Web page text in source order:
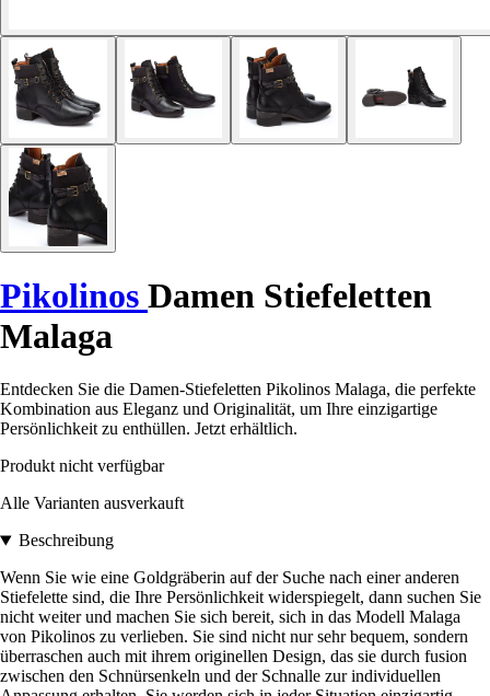
Pikolinos Damen Stiefeletten
Malaga
Entdecken Sie die Damen-Stiefeletten Pikolinos Malaga, die perfekte
Kombination aus Eleganz und Originalität, um Ihre einzigartige
Persönlichkeit zu enthüllen. Jetzt erhältlich.
Produkt nicht verfügbar
Alle Varianten ausverkauft
Beschreibung
Wenn Sie wie eine Goldgräberin auf der Suche nach einer anderen
Stiefelette sind, die Ihre Persönlichkeit widerspiegelt, dann suchen Sie
nicht weiter und machen Sie sich bereit, sich in das Modell Malaga
von Pikolinos zu verlieben. Sie sind nicht nur sehr bequem, sondern
überraschen auch mit ihrem originellen Design, das sie durch fusion
zwischen den Schnürsenkeln und der Schnalle zur individuellen